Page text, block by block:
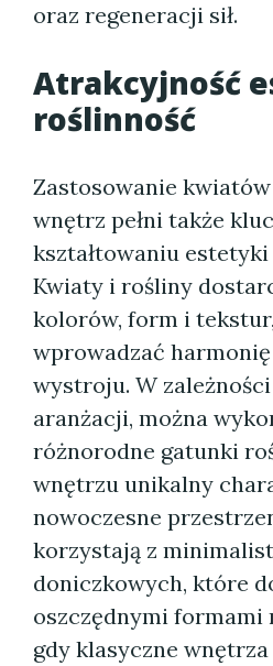
oraz regeneracji sił.
Atrakcyjność
roślinność
Zastosowanie
wnętrz pełni także
kształtowaniu estetyki
Kwiaty i rośliny
kolorów, form i
wprowadzać
wystroju. W
aranżacji, można
różnorodne gatunki
wnętrzu unikalny
nowoczesne
korzystają z
doniczkowych, które
oszczędnymi formami
gdy klasyczne wnętrza